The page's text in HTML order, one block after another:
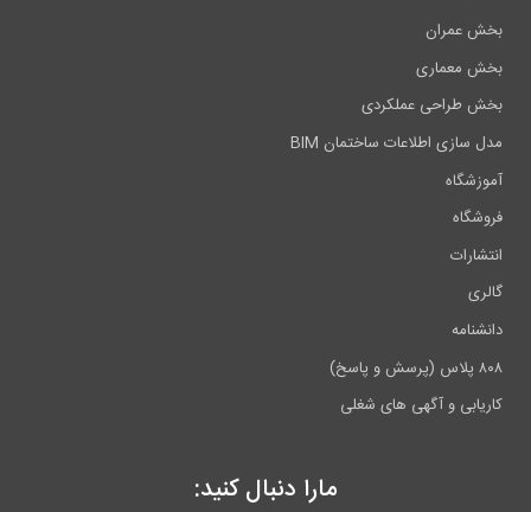
بخش عمران
بخش معماری
بخش طراحی عملکردی
مدل سازی اطلاعات ساختمان BIM
آموزشگاه
فروشگاه
انتشارات
گالری
دانشنامه
۸۰۸ پلاس (پرسش و پاسخ)
کاریابی و آگهی های شغلی
مارا دنبال کنید: